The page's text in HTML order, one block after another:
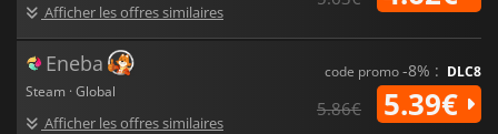
Afficher les offres similaires
Eneba
Steam · Global
Afficher les offres similaires
code promo-8% : DLC8
5.86€ 5.39€